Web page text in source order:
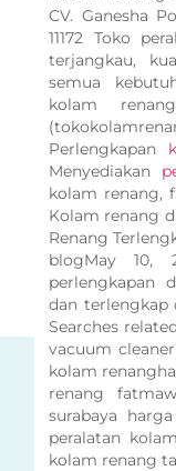
CV. Ganesha
11172 Toko
terjangkau,
semua
kolam
Perlengkapan
Menyediakan
kolam renang,
Kolam renang
Renang
blogMay 10,
perlengkapan
dan terlengkap
Searches
vacuum
kolam
renang
surabaya
peralatan
kolam renang